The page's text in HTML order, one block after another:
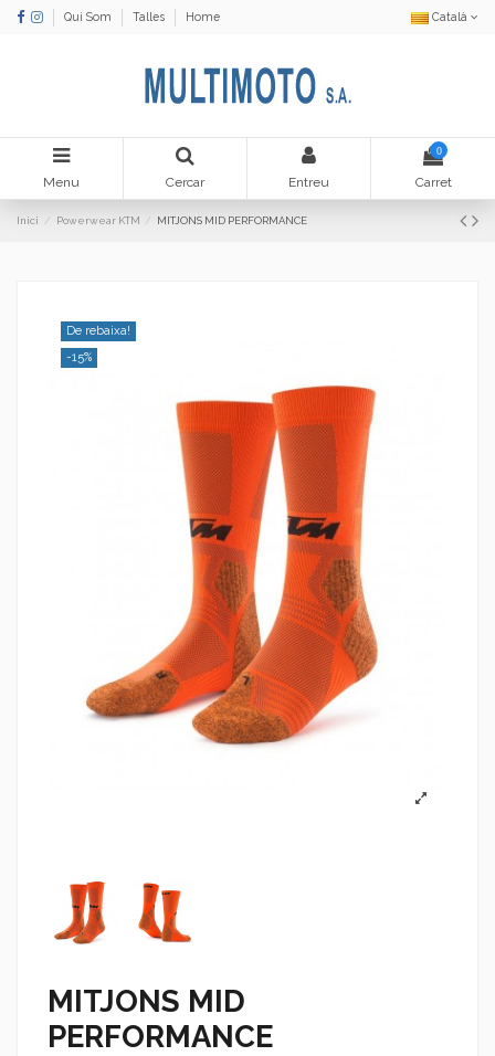
Qui Som Talles Home Català
Menu Cercar Entreu
0
Carret
Inici Powerwear KTM MITJONS MID PERFORMANCE
De rebaixa!
-15%
MITJONS MID
PERFORMANCE